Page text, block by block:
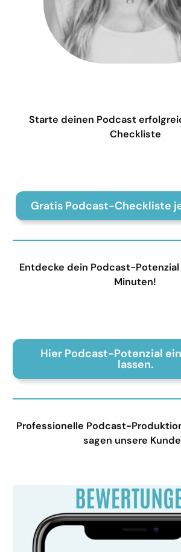
Starte deinen Podcast
Checkliste
Gratis Podcast-Checkliste
Entdecke dein Podcast-
Minuten!
Hier Podcast-Potenzial
lassen.
Professionelle Podcast-
sagen unsere